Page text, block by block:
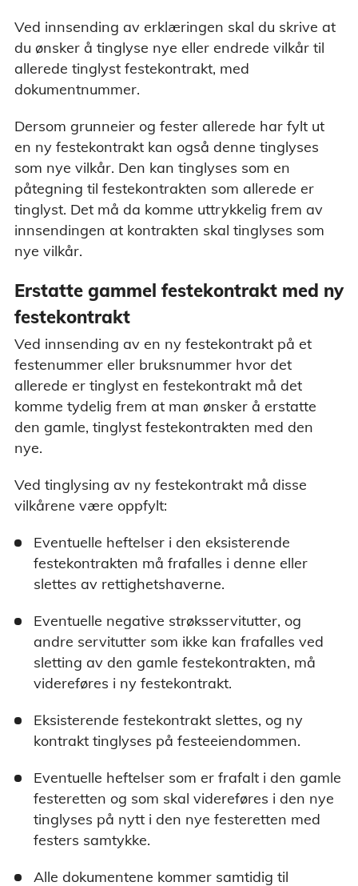
Ved innsending av erklæringen skal du skrive at
du ønsker å tinglyse nye eller endrede vilkår til
allerede tinglyst festekontrakt, med
dokumentnummer.
Dersom grunneier og fester allerede har fylt ut
en ny festekontrakt kan også denne tinglyses
som nye vilkår. Den kan tinglyses som en
påtegning til festekontrakten som allerede er
tinglyst. Det må da komme uttrykkelig frem av
innsendingen at kontrakten skal tinglyses som
nye vilkår.
Erstatte gammel festekontrakt med ny
festekontrakt
Ved innsending av en ny festekontrakt på et
festenummer eller bruksnummer hvor det
allerede er tinglyst en festekontrakt må det
komme tydelig frem at man ønsker å erstatte
den gamle, tinglyst festekontrakten med den
nye.
Ved tinglysing av ny festekontrakt må disse
vilkårene være oppfylt:
Eventuelle heftelser i den eksisterende
festekontrakten må frafalles i denne eller
slettes av rettighetshaverne.
Eventuelle negative strøksservitutter, og
andre servitutter som ikke kan frafalles ved
sletting av den gamle festekontrakten, må
videreføres i ny festekontrakt.
Eksisterende festekontrakt slettes, og ny
kontrakt tinglyses på festeeiendommen.
Eventuelle heftelser som er frafalt i den gamle
festeretten og som skal videreføres i den nye
tinglyses på nytt i den nye festeretten med
festers samtykke.
Alle dokumentene kommer samtidig til